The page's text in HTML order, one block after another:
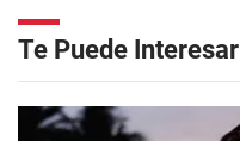
Te Puede Interesar